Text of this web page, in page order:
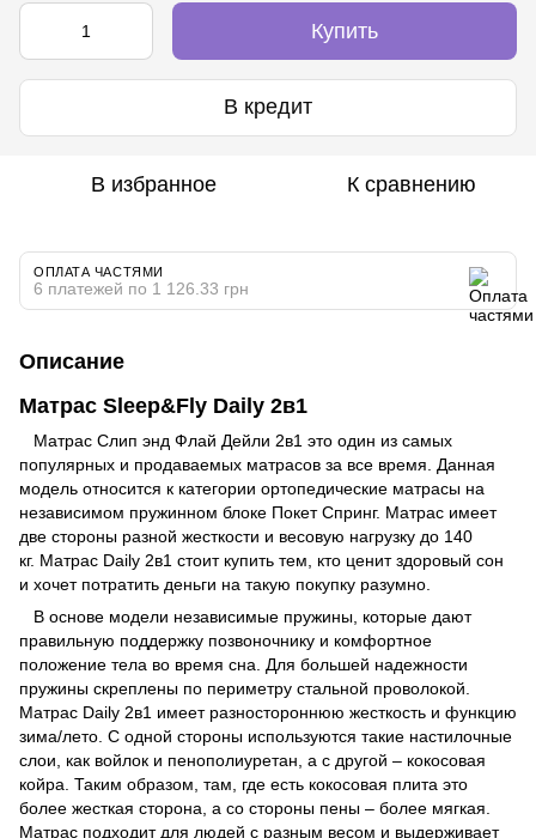
Купить
В кредит
В избранное К сравнению
ОПЛАТА ЧАСТЯМИ
6 платежей по 1 126.33 грн
Описание
Матрас Sleep&Fly Daily 2в1
Матрас Слип энд Флай Дейли 2в1 это один из самых
популярных и продаваемых матрасов за все время. Данная
модель относится к категории ортопедические матрасы на
независимом пружинном блоке Покет Спринг. Матрас имеет
две стороны разной жесткости и весовую нагрузку до 140
кг. Матрас Daily 2в1 стоит купить тем, кто ценит здоровый сон
и хочет потратить деньги на такую покупку разумно.
В основе модели независимые пружины, которые дают
правильную поддержку позвоночнику и комфортное
положение тела во время сна. Для большей надежности
пружины скреплены по периметру стальной проволокой.
Матрас Daily 2в1 имеет разностороннюю жесткость и функцию
зима/лето. С одной стороны используются такие настилочные
слои, как войлок и пенополиуретан, а с другой – кокосовая
койра. Таким образом, там, где есть кокосовая плита это
более жесткая сторона, а со стороны пены – более мягкая.
Матрас подходит для людей с разным весом и выдерживает